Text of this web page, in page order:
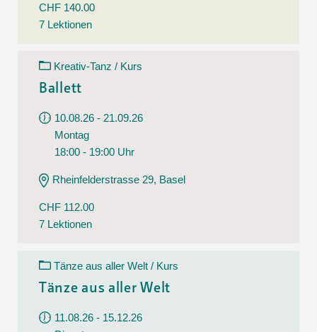
CHF 140.00
7 Lektionen
Kreativ-Tanz / Kurs
Ballett
10.08.26 - 21.09.26
Montag
18:00 - 19:00 Uhr
Rheinfelderstrasse 29, Basel
CHF 112.00
7 Lektionen
Tänze aus aller Welt / Kurs
Tänze aus aller Welt
11.08.26 - 15.12.26